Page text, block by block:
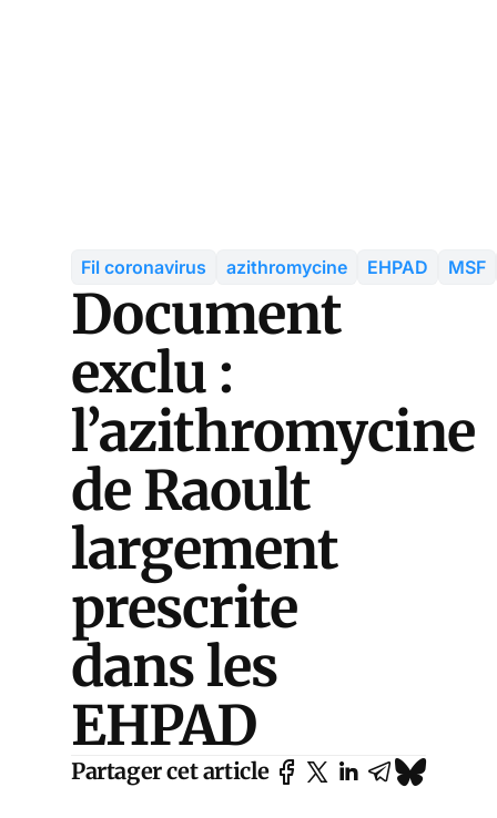
Fil coronavirus azithromycine EHPAD MSF
Document
exclu :
l’azithromycine
de Raoult
largement
prescrite
dans les
EHPAD
Partager cet article